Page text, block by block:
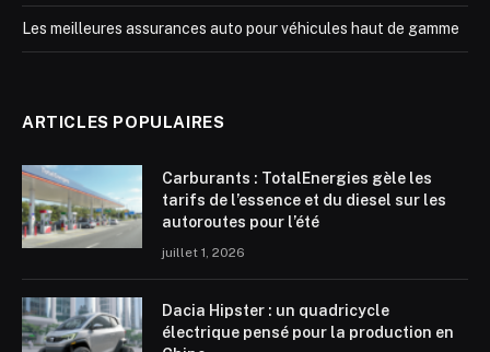
Les meilleures assurances auto pour véhicules haut de gamme
ARTICLES POPULAIRES
Carburants : TotalEnergies gèle les
tarifs de l’essence et du diesel sur les
autoroutes pour l’été
juillet 1, 2026
Dacia Hipster : un quadricycle
électrique pensé pour la production en